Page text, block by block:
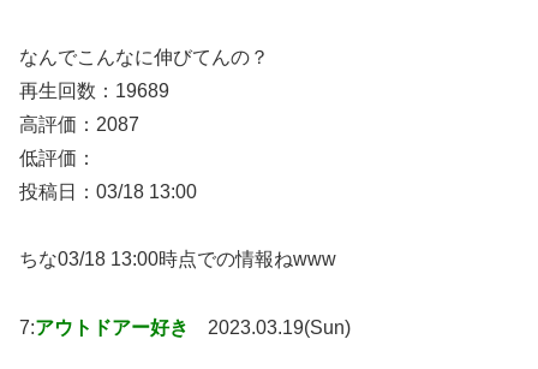
なんでこんなに伸びてんの？
再生回数：19689
高評価：2087
低評価：
投稿日：03/18 13:00
ちな03/18 13:00時点での情報ねwww
7:アウトドアー好き 2023.03.19(Sun)